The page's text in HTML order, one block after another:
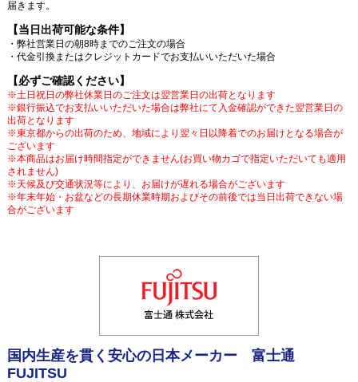
届きます。
【当日出荷可能な条件】
・弊社営業日の朝8時までのご注文の場合
・代金引換またはクレジットカードでお支払いいただいた場合
【必ずご確認ください】
※土日祝日の弊社休業日のご注文は翌営業日の出荷となります
※銀行振込でお支払いいただいた場合は弊社にて入金確認ができた翌営業日の
出荷となります
※東京都からの出荷のため、地域により翌々日以降着でのお届けとなる場合が
ございます
※本商品はお届け時間指定ができません(お買い物カゴで指定いただいても適用
されません)
※天候及び交通状況等により、お届けが遅れる場合がございます
※年末年始・お盆などの長期休業時期およびその前後では当日出荷できない場
合がございます
国内生産を貫く安心の日本メーカー 富士通
FUJITSU